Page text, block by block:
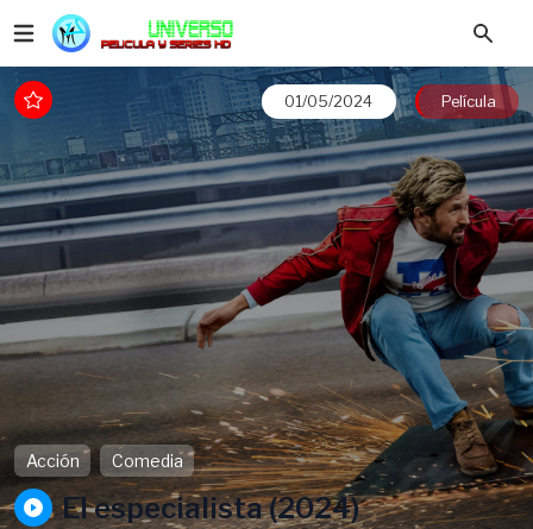
01/05/2024 Película
Acción Comedia
El especialista (2024)